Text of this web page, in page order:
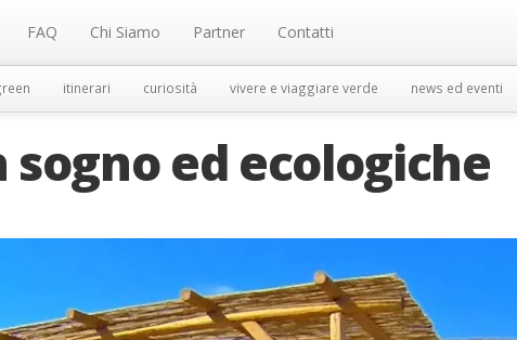
FAQ Chi Siamo Partner Contatti
itinerari curiosità vivere e viaggiare verde news ed eventi
sogno ed ecologiche